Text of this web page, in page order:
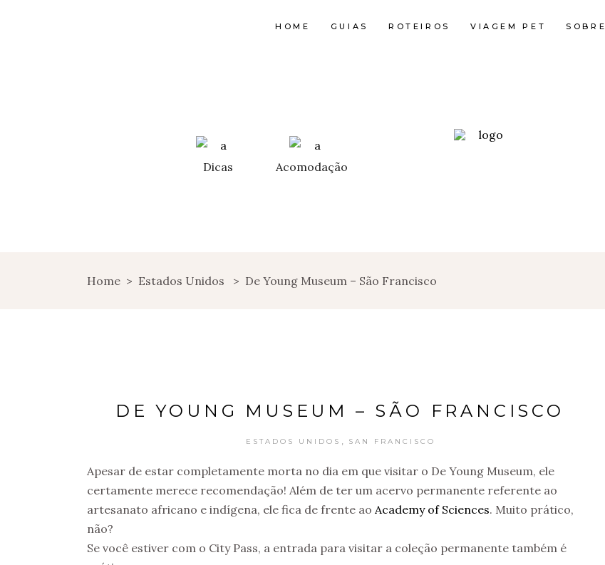
HOME GUIAS ROTEIROS VIAGEM PET SOBRE
Dicas Acomodação
Home > Estados Unidos > De Young Museum – São Francisco
DE YOUNG MUSEUM – SÃO FRANCISCO
ESTADOS UNIDOS SAN FRANCISCO
Apesar de estar completamente morta no dia em que visitar o De Young Museum, ele
certamente merece recomendação! Além de ter um acervo permanente referente ao
artesanato africano e indígena, ele fica de frente ao Academy of Sciences. Muito prático,
não?
Se você estiver com o City Pass, a entrada para visitar a coleção permanente também é